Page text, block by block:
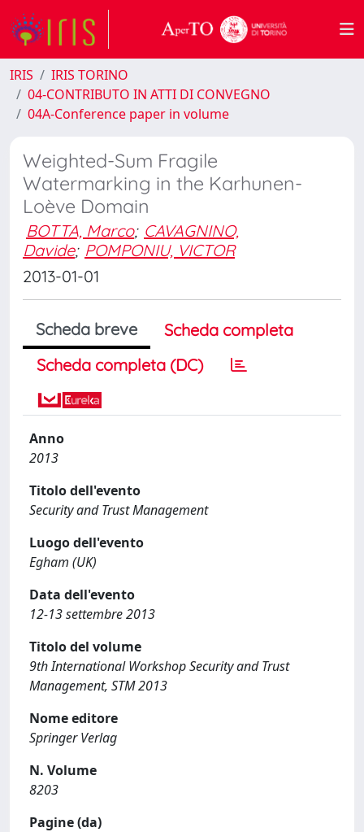
IRIS
IRIS TORINO
04-CONTRIBUTO IN ATTI DI CONVEGNO
04A-Conference paper in volume
Weighted-Sum Fragile
Watermarking in the Karhunen-
Loève Domain
BOTTA, Marco; CAVAGNINO,
Davide; POMPONIU, VICTOR
2013-01-01
Scheda breve
Scheda completa
Scheda completa (DC)
Anno
2013
Titolo dell'evento
Security and Trust Management
Luogo dell'evento
Egham (UK)
Data dell'evento
12-13 settembre 2013
Titolo del volume
9th International Workshop Security and Trust
Management, STM 2013
Nome editore
Springer Verlag
N. Volume
8203
Pagine (da)